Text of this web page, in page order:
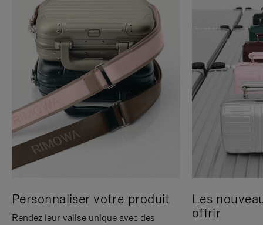
Personnaliser votre produit
Rendez leur valise unique avec des
Les
offrir